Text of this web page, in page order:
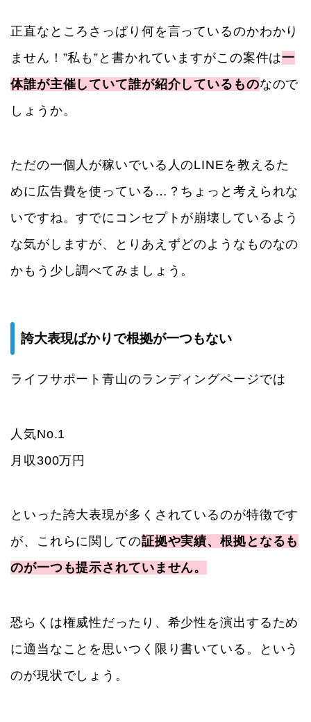
正直なところさっぱり何を言っているのかわかり
ません！”私も”と書かれていますがこの案件は一
体誰が主催していて誰が紹介しているものなので
しょうか。
ただの一個人が稼いでいる人のLINEを教えるた
めに広告費を使っている…？ちょっと考えられな
いですね。すでにコンセプトが崩壊しているよう
な気がしますが、とりあえずどのようなものなの
かもう少し調べてみましょう。
誇大表現ばかりで根拠が一つもない
ライフサポート青山のランディングページでは
人気No.1
月収300万円
といった誇大表現が多くされているのが特徴です
が、これらに関しての証拠や実績、根拠となるも
のが一つも提示されていません。
恐らくは権威性だったり、希少性を演出するため
に適当なことを思いつく限り書いている。という
のが現状でしょう。